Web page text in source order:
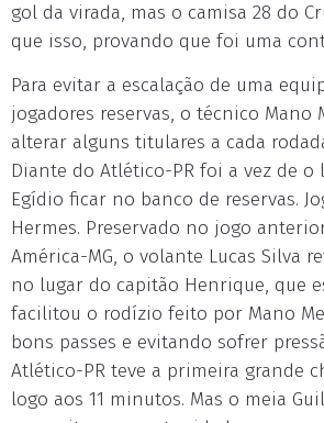
gol da virada, mas o camisa 28 do
que isso, provando que foi uma
Para evitar a escalação de uma
jogadores reservas, o técnico Mano
alterar alguns titulares a cada
Diante do Atlético-PR foi a vez de o
Egídio ficar no banco de reservas.
Hermes. Preservado no jogo
América-MG, o volante Lucas Silva
no lugar do capitão Henrique, que
facilitou o rodízio feito por Mano
bons passes e evitando sofrer
Atlético-PR teve a primeira grande
logo aos 11 minutos. Mas o meia